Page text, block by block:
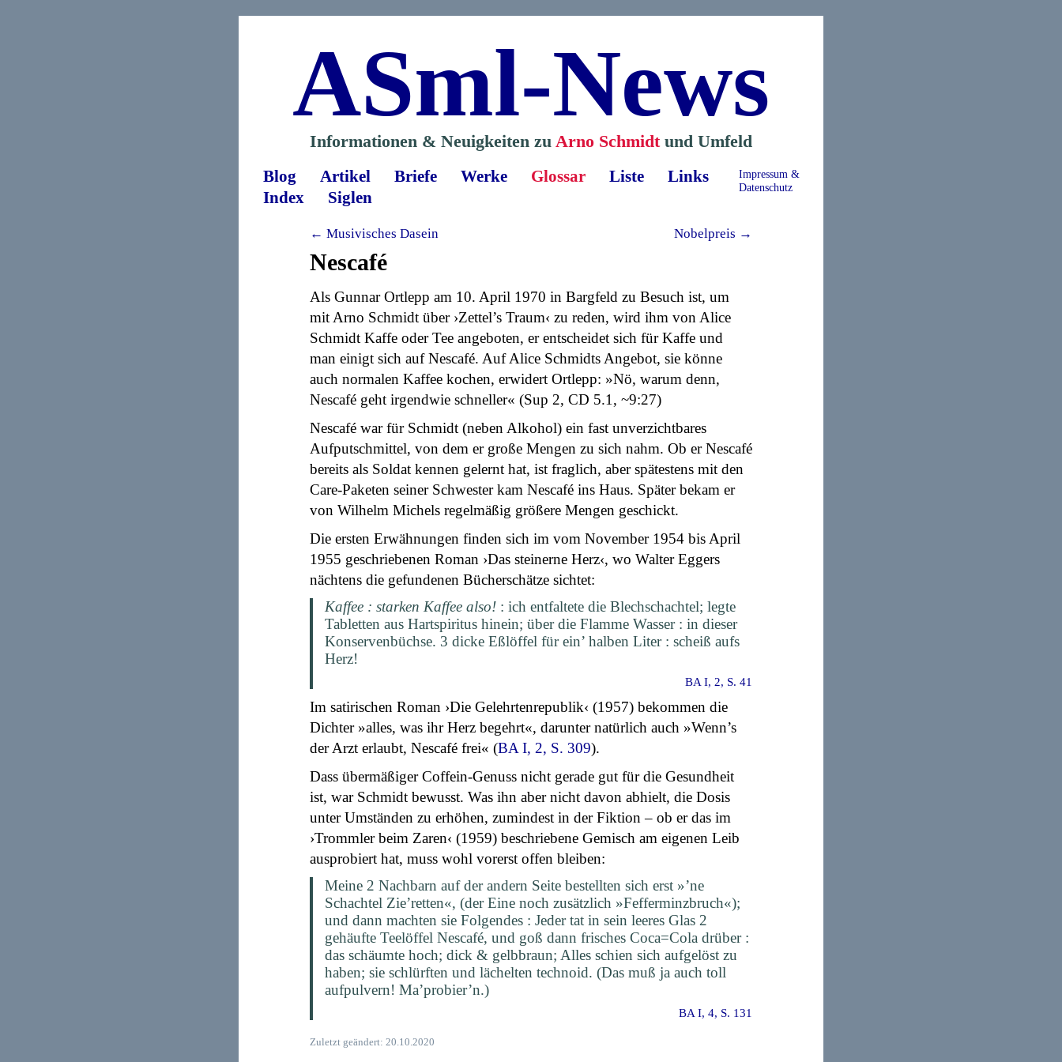
ASml-News
Informationen & Neuigkeiten zu Arno Schmidtund Umfeld
Blog Artikel Briefe Werke Glossar Liste Links
Impressum &
Datenschutz
Index Siglen
← Musivisches Dasein Nobelpreis →
Nescafé
Als Gunnar Ortlepp am 10. April 1970 in Bargfeld zu Besuch ist, um
mit Arno Schmidt über ›Zettel’s Traum‹ zu reden, wird ihm von Alice
Schmidt Kaffe oder Tee angeboten, er entscheidet sich für Kaffe und
man einigt sich auf Nescafé. Auf Alice Schmidts Angebot, sie könne
auch normalen Kaffee kochen, erwidert Ortlepp: »Nö, warum denn,
Nescafé geht irgendwie schneller« (Sup 2, CD 5.1, ~9:27)
Nescafé war für Schmidt (neben Alkohol) ein fast unverzichtbares
Aufputschmittel, von dem er große Mengen zu sich nahm. Ob er Nescafé
bereits als Soldat kennen gelernt hat, ist fraglich, aber spätestens mit den
Care-Paketen seiner Schwester kam Nescafé ins Haus. Später bekam er
von Wilhelm Michels regelmäßig größere Mengen geschickt.
Die ersten Erwähnungen finden sich im vom November 1954 bis April
1955 geschriebenen Roman ›Das steinerne Herz‹, wo Walter Eggers
nächtens die gefundenen Bücherschätze sichtet:
Kaffee : starken Kaffee also! : ich entfaltete die Blechschachtel; legte
Tabletten aus Hartspiritus hinein; über die Flamme Wasser : in dieser
Konservenbüchse. 3 dicke Eßlöffel für ein’ halben Liter : scheiß aufs
Herz!
BA I, 2, S. 41
Im satirischen Roman ›Die Gelehrtenrepublik‹ (1957) bekommen die
Dichter »alles, was ihr Herz begehrt«, darunter natürlich auch »Wenn’s
der Arzt erlaubt, Nescafé frei« (BA I, 2, S. 309).
Dass übermäßiger Coffein-Genuss nicht gerade gut für die Gesundheit
ist, war Schmidt bewusst. Was ihn aber nicht davon abhielt, die Dosis
unter Umständen zu erhöhen, zumindest in der Fiktion – ob er das im
›Trommler beim Zaren‹ (1959) beschriebene Gemisch am eigenen Leib
ausprobiert hat, muss wohl vorerst offen bleiben:
Meine 2 Nachbarn auf der andern Seite bestellten sich erst »’ne
Schachtel Zie’retten«, (der Eine noch zusätzlich »Fefferminzbruch«);
und dann machten sie Folgendes : Jeder tat in sein leeres Glas 2
gehäufte Teelöffel Nescafé, und goß dann frisches Coca=Cola drüber :
das schäumte hoch; dick & gelbbraun; Alles schien sich aufgelöst zu
haben; sie schlürften und lächelten technoid. (Das muß ja auch toll
aufpulvern! Ma’probier’n.)
BA I, 4, S. 131
Zuletzt geändert: 20.10.2020